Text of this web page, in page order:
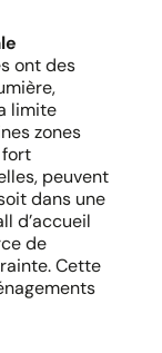
ont des
limite
zones
fort
peuvent
dans une
d’accueil
de
Cette